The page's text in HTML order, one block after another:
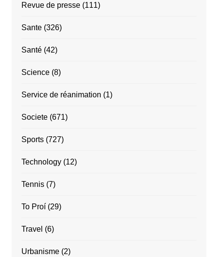
Revue de presse(111)
Sante(326)
Santé(42)
Science(8)
Service de réanimation (1)
Societe(671)
Sports(727)
Technology(12)
Tennis(7)
To Proí(29)
Travel (6)
Urbanisme(2)